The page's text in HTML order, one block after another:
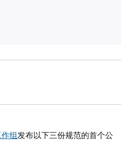
组发布以下三份规范的首个公